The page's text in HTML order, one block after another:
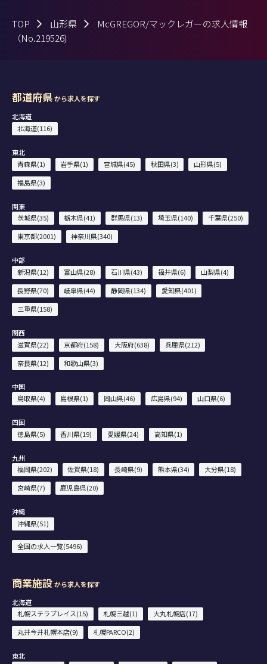
TOP 山形県
McGREGOR/マックレガーの求人情報
（No.219526)
都道府県から求人を探す
北海道
北海道(116)
東北
青森県(1)
岩手県(1) 宮城県(45) 秋田県(3)
山形県(5)
福島県(3)
関東
茨城県(35)
栃木県(41) 群馬県(13) 埼玉県(140)
千葉県(250)
東京都(2001)
神奈川県(340)
中部
新潟県(12)
富山県(28) 石川県(43) 福井県(6)
山梨県(4)
長野県(70)
岐阜県(44) 静岡県(134)
愛知県(401)
三重県(158)
関西
滋賀県(22)
京都府(158) 大阪府(638)
兵庫県(212)
奈良県(12)
和歌山県(3)
中国
鳥取県(4)
島根県(1) 岡山県(46) 広島県(94) 山口県(6)
四国
徳島県(5)
香川県(19) 愛媛県(24) 高知県(1)
九州
福岡県(202)
佐賀県(18) 長崎県(9) 熊本県(34)
大分県(18)
宮崎県(7)
鹿児島県(20)
沖縄
沖縄県(51)
全国の求人一覧(5496)
商業施設から求人を探す
北海道
札幌ステラプレイス(15)
札幌三越(1)
大丸札幌店(17)
丸井今井札幌本店(9)
札幌PARCO(2)
東北